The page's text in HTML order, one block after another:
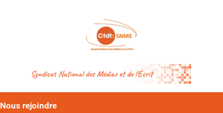
Nous rejoindre